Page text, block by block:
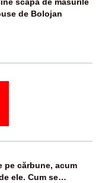
de Bolojan
pe cărbune, acum
ele. Cum se